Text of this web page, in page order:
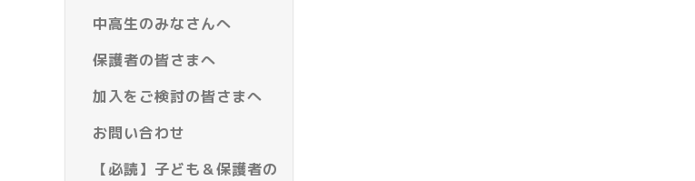
中高生のみなさんへ
保護者の皆さまへ
加入をご検討の皆さまへ
お問い合わせ
【必読】子ども＆保護者の